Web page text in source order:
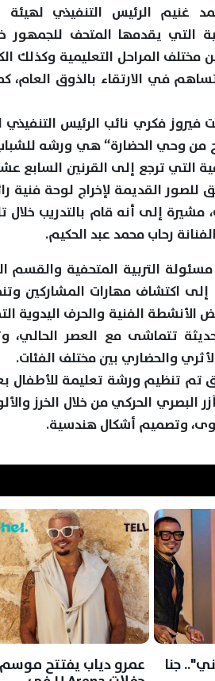
غنيم الرئيس التنفيذي لهيئة
التي يقدمها المتحف
مختلف المراحل التعليمية وكذلك
في الارتقاء بالذوق العام،
فيروز فكري نائب الرئيس التنفيذي
التي ترجع إلى القرنين السابع
للصور القديمة لإخراج لوحة
إلى أنه قام بالتدريب خلال
رحاب محمد عبد الحكيم.
التربية المتحفية والقسم
اكتشاف مهارات المشاركين
الفنية والحرف اليدوية
تتماشى مع العصر الحالي،
والحضاري بين مختلف الفئات.
تنظيم ورشة تعليمة للأطفال
البصري الحركي من خلال الخرز
وتصميم أشكال هندسية.
جنا
عمرو دياب يفتتح موسم